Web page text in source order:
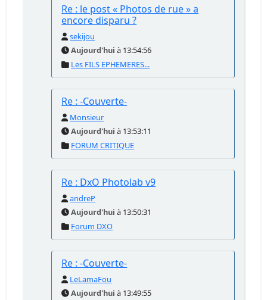
Re : le post « Photos de rue » a
encore disparu ?
sekijou
Aujourd'hui à 13:54:56
Les FILS EPHEMERES...
Re : -Couverte-
Monsieur
Aujourd'hui à 13:53:11
FORUM CRITIQUE
Re : DxO Photolab v9
andreP
Aujourd'hui à 13:50:31
Forum DXO
Re : -Couverte-
LeLamaFou
Aujourd'hui à 13:49:55